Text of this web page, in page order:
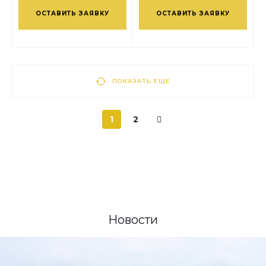
ОСТАВИТЬ ЗАЯВКУ ОСТАВИТЬ ЗАЯВКУ
ПОКАЗАТЬ ЕЩЕ
1 2
Новости